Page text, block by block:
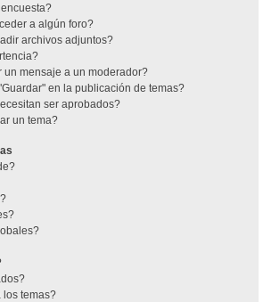
a algún foro?
archivos adjuntos?
un mensaje a un moderador?
en la publicación de temas?
ser aprobados?
un tema?
los temas?